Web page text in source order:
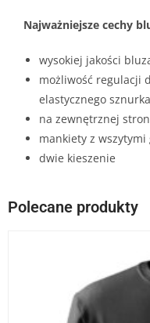
Najważniejsze cechy
wysokiej jakości
możliwość regulacji
elastycznego sznurka
na zewnętrznej
mankiety z wszytymi
dwie kieszenie
Polecane produkty